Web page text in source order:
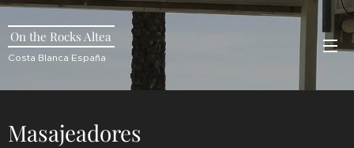
On the Rocks Altea
Costa Blanca España
Masajeadores